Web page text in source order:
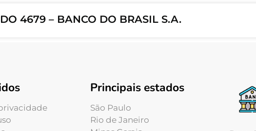
4679 – BANCO DO BRASIL S.A.
Principais estados
São Paulo
Rio de Janeiro